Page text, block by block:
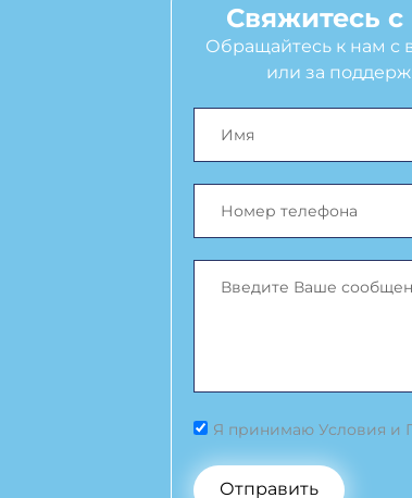
Свяжитесь
Обращайтесь к нам с
или за
Я принимаю Условия и
Отправить